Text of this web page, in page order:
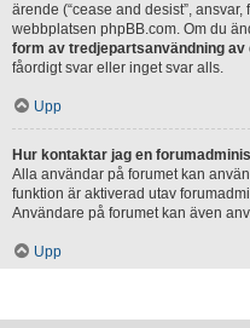
ärende (“cease and desist”, ansvar,
webbplatsen phpBB.com. Om du
form av tredjepartsanvändning av
fåordigt svar eller inget svar alls.
Upp
Hur kontaktar jag en
Alla användar på forumet kan
funktion är aktiverad utav
Användare på forumet kan även
Upp